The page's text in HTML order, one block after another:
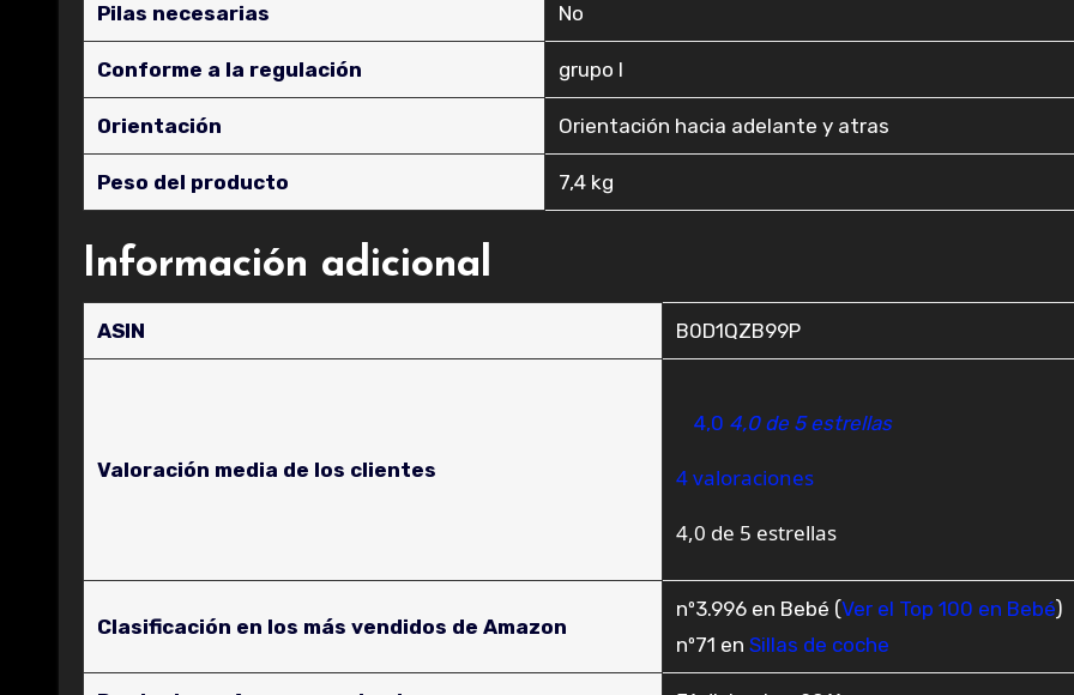
Pilas necesarias ‎No
Conforme a la regulación ‎grupo I
Orientación ‎Orientación hacia adelante y atras
Peso del producto ‎7,4 kg
Información adicional
ASIN B0D1QZB99P
Valoración media de los clientes
4,0 4,0 de 5 estrellas
4 valoraciones
4,0 de 5 estrellas
Clasificación en los más vendidos de Amazon
nº3.996 en Bebé (Ver el Top 100 en Bebé)
nº71 enSillas de coche